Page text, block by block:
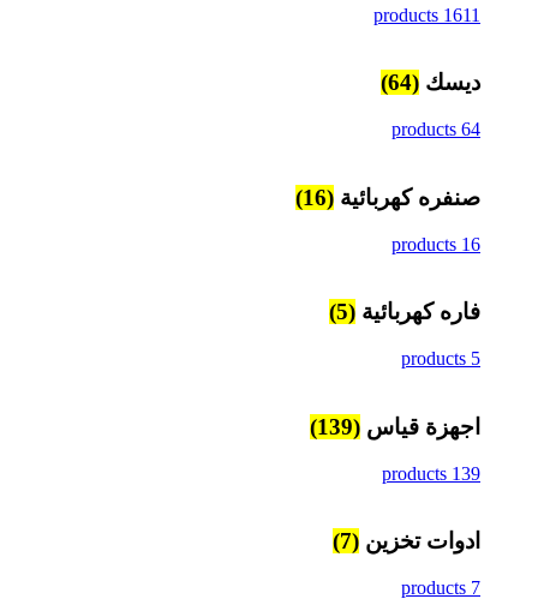
1611 products
ديسك (64)
64 products
صنفره كهربائية (16)
16 products
فاره كهربائية (5)
5 products
اجهزة قياس (139)
139 products
ادوات تخزين (7)
7 products